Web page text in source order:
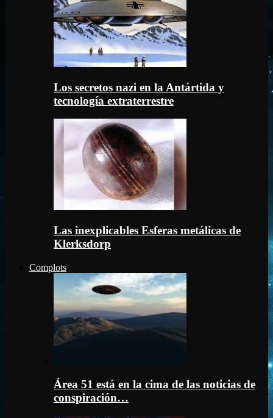
Los secretos nazi en la Antártida y
tecnología extraterrestre
Las inexplicables Esferas metálicas de
Klerksdorp
Complots
Área 51 está en la cima de las noticias de
conspiración…